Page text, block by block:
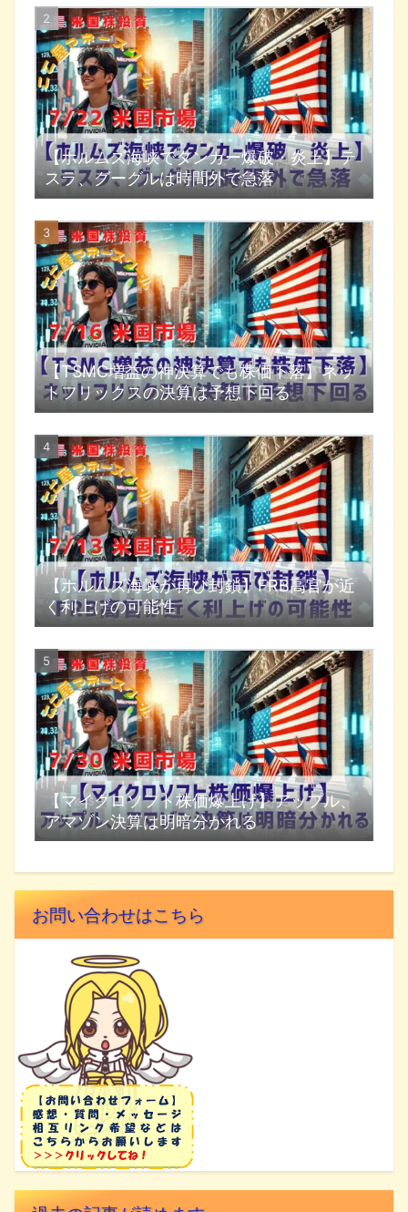
【ホルムズ海峡でタンカー爆破・炎上】テ
スラ、グーグルは時間外で急落
【TSMC増益の神決算でも株価下落】ネッ
トフリックスの決算は予想下回る
【ホルムズ海峡が再び封鎖】FRB高官が近
く利上げの可能性
【マイクロソフト株価爆上げ】アップル、
アマゾン決算は明暗分かれる
お問い合わせはこちら